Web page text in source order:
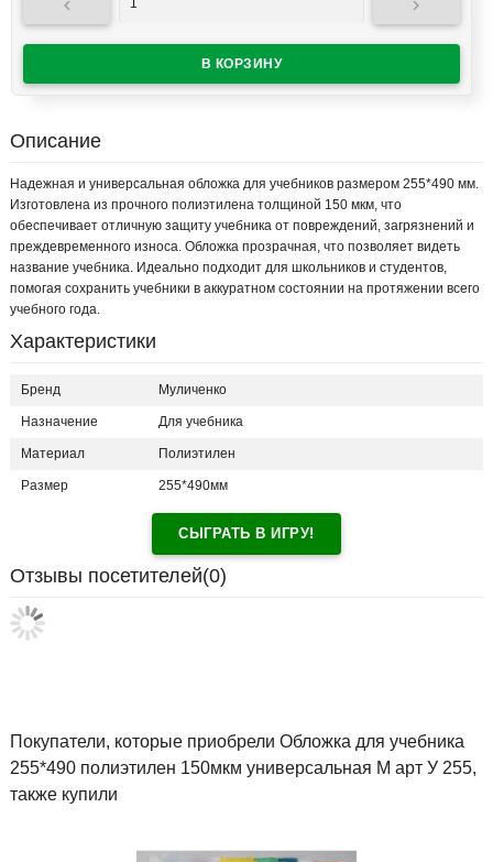
 
Описание
Надежная и универсальная обложка для учебников размером 255*490 мм.
Изготовлена из прочного полиэтилена толщиной 150 мкм, что
обеспечивает отличную защиту учебника от повреждений, загрязнений и
преждевременного износа. Обложка прозрачная, что позволяет видеть
название учебника. Идеально подходит для школьников и студентов,
помогая сохранить учебники в аккуратном состоянии на протяжении всего
учебного года.
Характеристики
Бренд Муличенко
Назначение Для учебника
Материал Полиэтилен
Размер 255*490мм
СЫГРАТЬ В ИГРУ!
Отзывы посетителей(0)
Покупатели, которые приобрели Обложка для учебника
255*490 полиэтилен 150мкм универсальная М арт У 255,
также купили